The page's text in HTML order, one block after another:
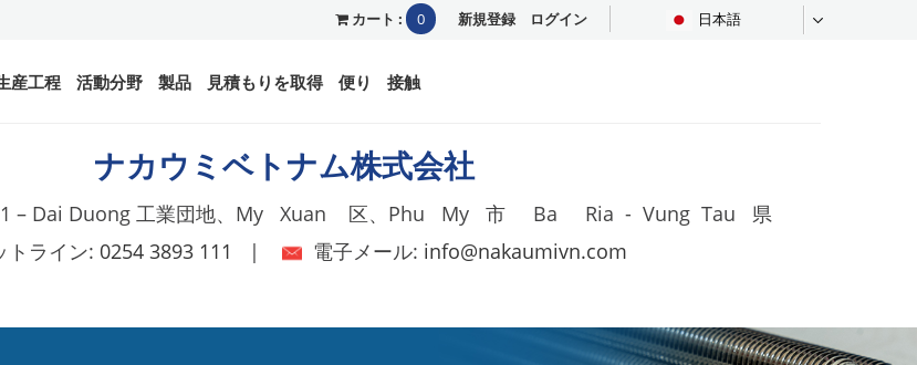
カート : 0 新規登録 ログイン 日本語
産工程 活動分野 製品 見積もりを取得 便り 接触
ナカウミベトナム株式会社
– Dai Duong 工業団地、My Xuan 区、Phu My 市 Ba Ria - Vung Tau 県
トライン: 0254 3893 111 | 電子メール: info@nakaumivn.com